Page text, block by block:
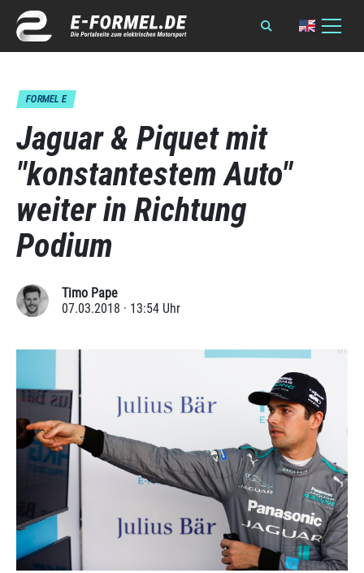
FORMEL E
Jaguar & Piquet mit
"konstantestem Auto"
weiter in Richtung
Podium
Timo Pape
07.03.2018 · 13:54 Uhr